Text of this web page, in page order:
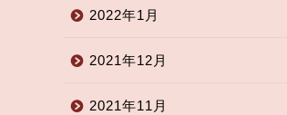
2022年1月
2021年12月
2021年11月